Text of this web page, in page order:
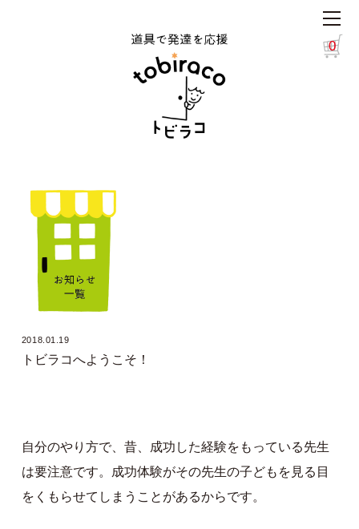
0
2018.01.19
トビラコへようこそ！
自分のやり方で、昔、成功した経験をもっている先生
は要注意です。成功体験がその先生の子どもを見る目
をくもらせてしまうことがあるからです。